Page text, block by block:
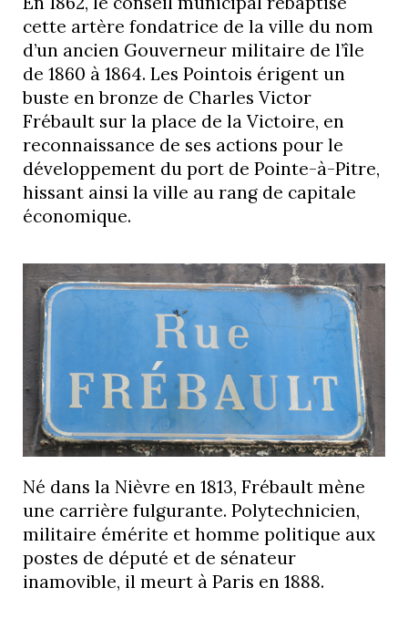
cette artère fondatrice de la ville du nom
d’un ancien Gouverneur militaire de l’île
de 1860 à 1864. Les Pointois érigent un
buste en bronze de Charles Victor
Frébault sur la place de la Victoire, en
reconnaissance de ses actions pour le
développement du port de Pointe-à-Pitre,
hissant ainsi la ville au rang de capitale
économique.
Né dans la Nièvre en 1813, Frébault mène
une carrière fulgurante. Polytechnicien,
militaire émérite et homme politique aux
postes de député et de sénateur
inamovible, il meurt à Paris en 1888.